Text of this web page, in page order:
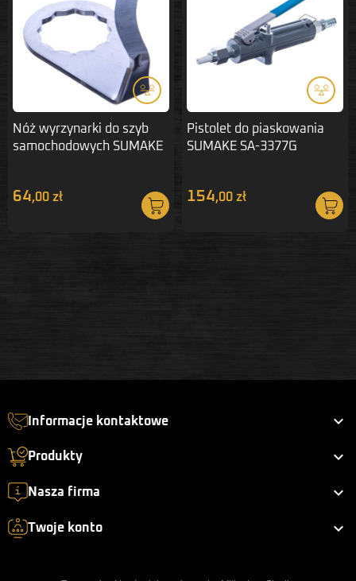
Nóż wyrzynarki do szyb
samochodowych SUMAKE
64,00 zł
Pistolet do piaskowania
SUMAKE SA-3377G
154,00 zł
Informacje kontaktowe 
Produkty 
Nasza firma 
Twoje konto 